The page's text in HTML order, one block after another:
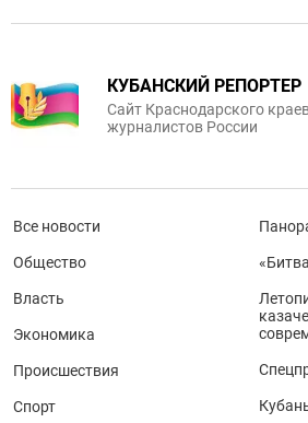
КУБАНСКИЙ РЕПОРТЕР
Сайт Краснодарского
журналистов России
Все новости
Общество
Власть
Экономика
Происшествия
Спорт